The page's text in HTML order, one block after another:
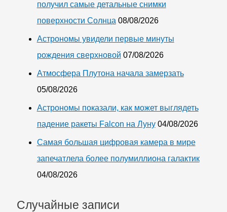
получил самые детальные снимки
поверхности Солнца 08/08/2026
Астрономы увидели первые минуты
рождения сверхновой 07/08/2026
Атмосфера Плутона начала замерзать
05/08/2026
Астрономы показали, как может выглядеть
падение ракеты Falcon на Луну 04/08/2026
Самая большая цифровая камера в мире
запечатлела более полумиллиона галактик
04/08/2026
Случайные записи